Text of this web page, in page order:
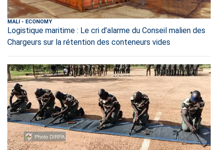
MALI - ECONOMY
Logistique maritime : Le cri d’alarme du Conseil malien des
Chargeurs sur la rétention des conteneurs vides